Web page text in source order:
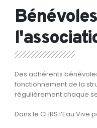
Des adhérents
fonctionnement de la
régulièrement chaque
Dans le CHRS l’Eau Vive